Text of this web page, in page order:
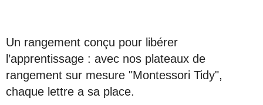
Un rangement conçu pour libérer
l’apprentissage : avec nos plateaux de
rangement sur mesure "Montessori Tidy",
chaque lettre a sa place.